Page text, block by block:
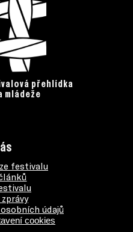
přehlídka
mládeže
festivalu
údajů
cookies